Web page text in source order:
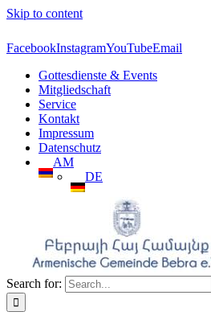
Skip to content
FacebookInstagramYouTubeEmail
Gottesdienste & Events
Mitgliedschaft
Service
Kontakt
Impressum
Datenschutz
AM
DE
Search for: